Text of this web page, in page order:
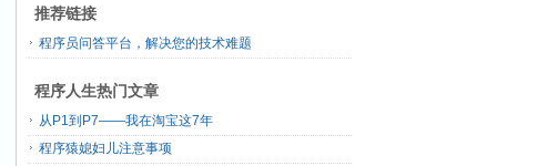
推荐链接
程序员问答平台，解决您的技术难题
程序人生热门文章
从P1到P7——我在淘宝这7年
程序猿媳妇儿注意事项